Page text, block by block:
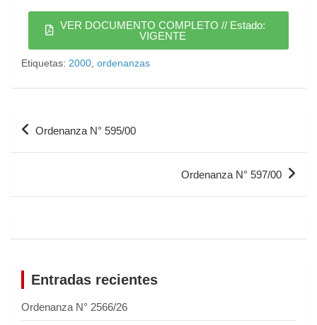
VER DOCUMENTO COMPLETO // Estado:
VIGENTE
Etiquetas: 2000 ordenanzas
Ordenanza N° 595/00
Ordenanza N° 597/00
Entradas recientes
Ordenanza N° 2566/26